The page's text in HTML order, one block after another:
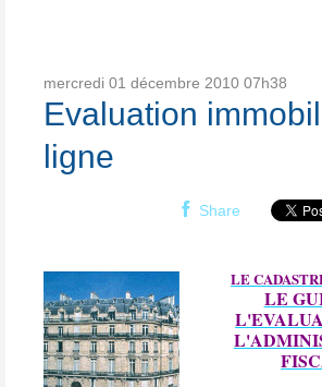
mercredi 01 décembre 2010 07h38
Evaluation
ligne
Share
LE
LE